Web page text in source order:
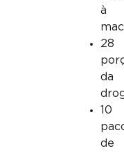
à
28
da
10
de